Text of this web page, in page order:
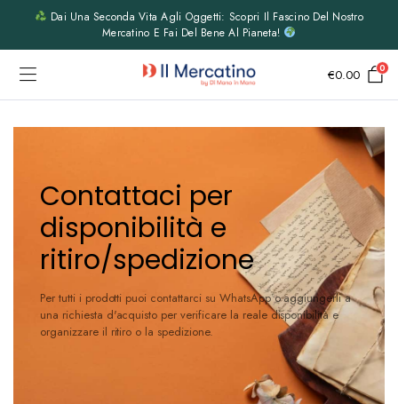
Dai Una Seconda Vita Agli Oggetti: Scopri Il Fascino Del Nostro
Mercatino E Fai Del Bene Al Pianeta!
€0.00 0
Contattaci per
disponibilità e
ritiro/spedizione
Per tutti i prodotti puoi contattarci su WhatsApp o aggiungerli a
una richiesta d'acquisto per verificare la reale disponibilità e
organizzare il ritiro o la spedizione.